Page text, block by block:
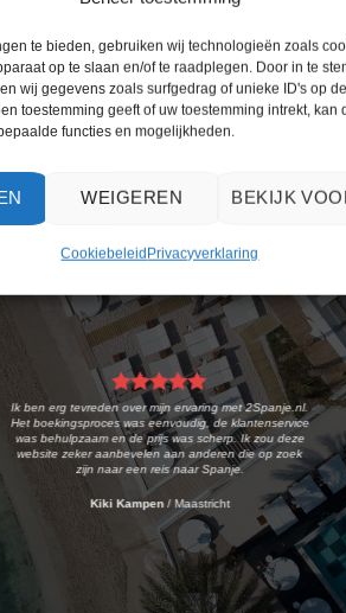
te bieden, gebruiken wij technologieën zoals
op te slaan en/of te raadplegen. Door in te
wij gegevens zoals surfgedrag of unieke ID's op
toestemming geeft of uw toestemming intrekt, kan
functies en mogelijkheden.
WEIGEREN BEKIJK
CookiebeleidPrivacyverklaring
1 2 3 4 …
WAT ZE OVER ONS ZEGGEN
Ik ben erg tevreden over mijn ervaring met 2Spanje.nl.
Het boekingsproces was eenvoudig, de klantenservice
was behulpzaam en de prijs was scherp. Ik zou deze
website zeker aanbevelen aan anderen die op zoek
zijn naar een reis naar Spanje.
Kiki Kampen / Maastricht